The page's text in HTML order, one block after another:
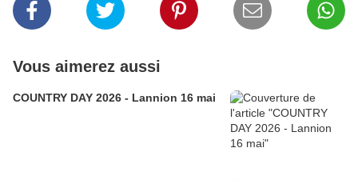
Vous aimerez aussi
COUNTRY DAY 2026 - Lannion 16 mai